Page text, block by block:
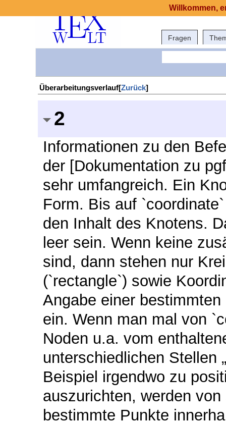
Fragen
Überarbeitungsverlauf[Zurück]
2
Informationen zu den
der [Dokumentation zu
sehr umfangreich. Ein
Form. Bis auf
den Inhalt des Knotens.
leer sein. Wenn keine
sind, dann stehen nur
(`rectangle`) sowie
Angabe einer
ein. Wenn man mal von
Noden u.a. vom
unterschiedlichen Stellen
Beispiel irgendwo zu
auszurichten, werden
bestimmte Punkte
Willkommen,